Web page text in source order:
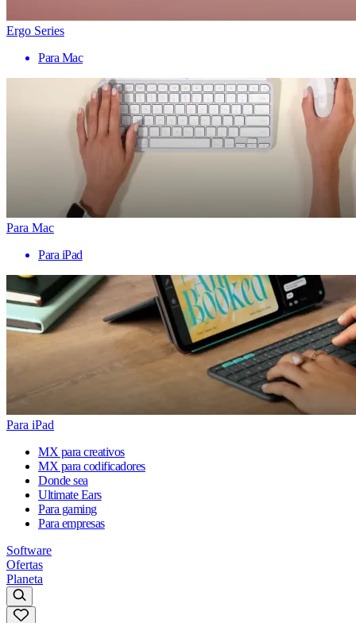
Ergo Series
Para Mac
Para Mac
Para iPad
Para iPad
MX para creativos
MX para codificadores
Donde sea
Ultimate Ears
Para gaming
Para empresas
Software
Ofertas
Planeta